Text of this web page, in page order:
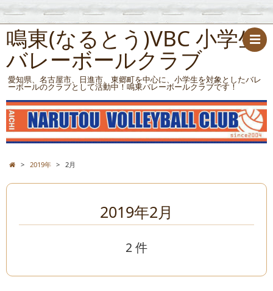
鳴東(なるとう)VBC 小学生
バレーボールクラブ
愛知県、名古屋市、日進市、東郷町を中心に、小学生を対象としたバレ
ーボールのクラブとして活動中！鳴東バレーボールクラブです！
> 2019年 > 2月
2019年2月
2 件